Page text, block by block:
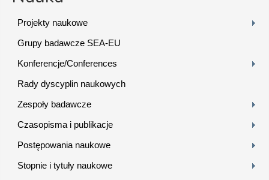
Projekty naukowe
Grupy badawcze SEA-EU
Konferencje/Conferences
Rady dyscyplin naukowych
Zespoły badawcze
Czasopisma i publikacje
Postępowania naukowe
Stopnie i tytuły naukowe